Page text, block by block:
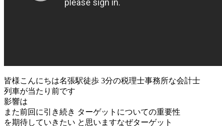
皆様こんにちは名張駅徒歩 3分の税理士事務所な会計士
列車が当たり前です
影響は
また前回に引き続き ターゲットについての重要性
を期待していきたい と思いますなぜターゲット